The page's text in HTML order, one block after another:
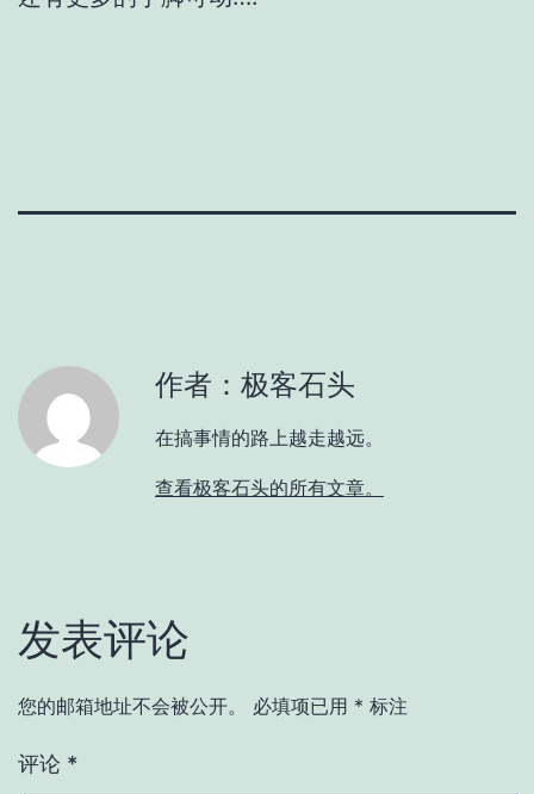
作者：极客石头
在搞事情的路上越走越远。
查看极客石头的所有文章。
发表评论
您的邮箱地址不会被公开。 必填项已用 * 标注
评论 *